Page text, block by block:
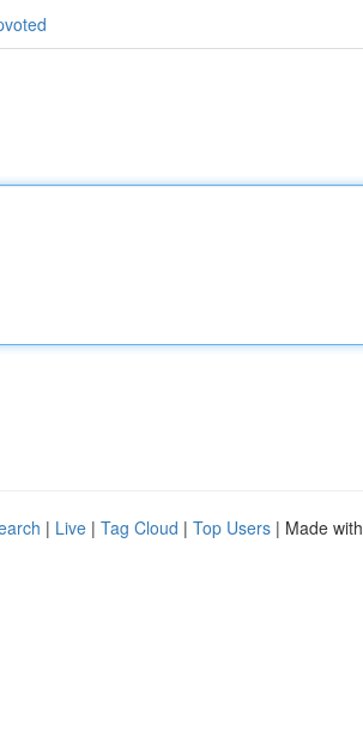
| Live | Tag Cloud | Top Users | Made with